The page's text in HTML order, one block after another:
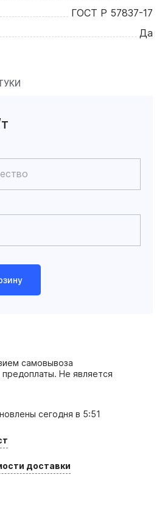
ГОСТ Р 57837-17
Да
самовывоза
Не является
сегодня в 5:51
доставки